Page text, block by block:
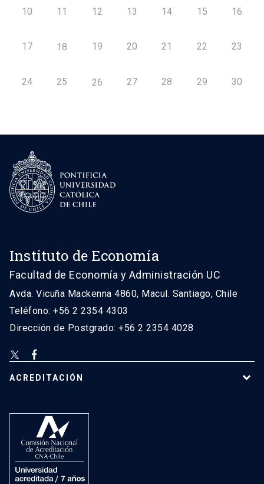
10 11 12 13 14 15 16
17 18 19 20 21 22 23
24 25 26 27 28 29 30
Instituto de Economía
Facultad de Economía y Administración UC
Avda. Vicuña Mackenna 4860, Macul. Santiago, Chile
Teléfono: +56 2 2354 4303
Dirección de Postgrado: +56 2 2354 4028
ACREDITACIÓN